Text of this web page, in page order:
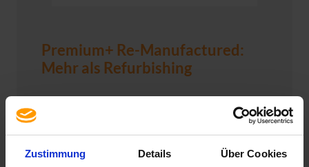
Zustimmung Details Über Cookies
Premium+ Re-Manufactured:
Mehr als Refurbishing
und gleichzeitig eine
erhebliche
Kostenersparnis im Vergleich zum